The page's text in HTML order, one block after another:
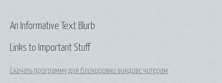
Links to Important Stuff
Скачать программу для блокировки виндовс читерам
An Informative Text Blurb